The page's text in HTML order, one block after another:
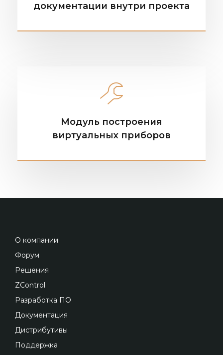
документации внутри проекта
Модуль построения
виртуальных приборов
О компании
Форум
Решения
ZControl
Разработка ПО
Документация
Дистрибутивы
Поддержка